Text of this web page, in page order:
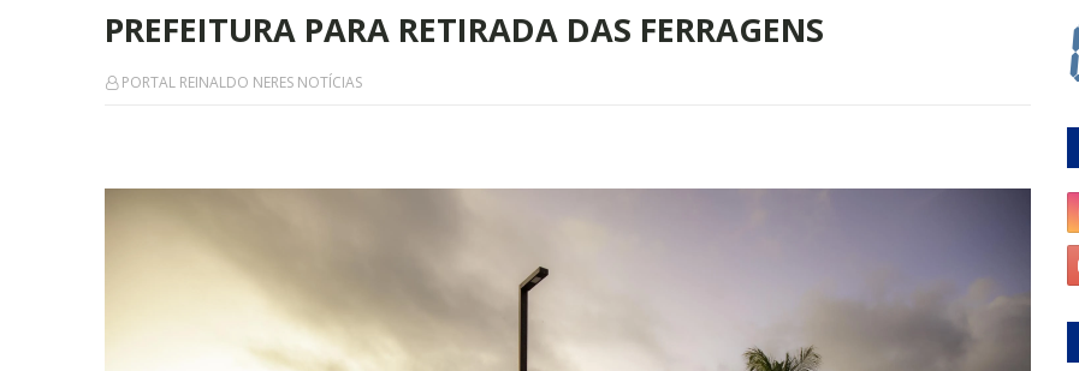
PREFEITURA PARA RETIRADA DAS FERRAGENS
PORTAL REINALDO NERES NOTÍCIAS